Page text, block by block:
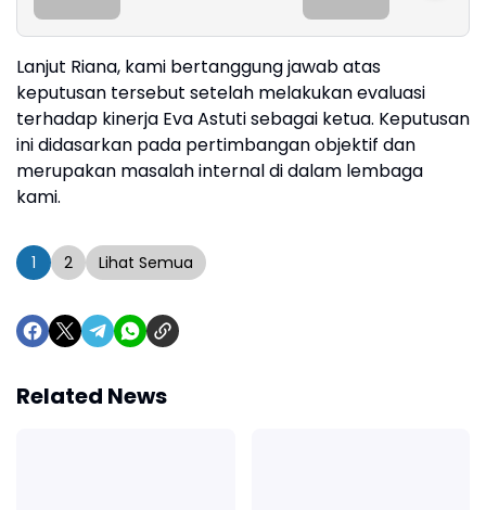
Lanjut Riana, kami bertanggung jawab atas
keputusan tersebut setelah melakukan evaluasi
terhadap kinerja Eva Astuti sebagai ketua. Keputusan
ini didasarkan pada pertimbangan objektif dan
merupakan masalah internal di dalam lembaga
kami.
1 2 Lihat Semua
Related News